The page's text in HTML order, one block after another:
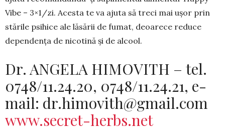
Vibe – 3×1/zi. Acesta te va ajuta să treci mai ușor prin
stările psihice ale lăsării de fumat, deoarece reduce
dependența de nicotină și de alcool.
Dr. ANGELA HIMOVITH – tel.
0748/11.24.20, 0748/11.24.21, e-
mail: dr.himovith@gmail.com
www.secret-herbs.net